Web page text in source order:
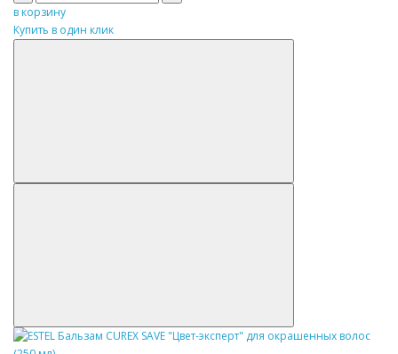
в корзину
Купить в один клик